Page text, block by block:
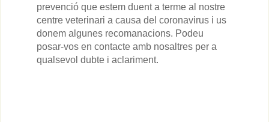
prevenció que estem duent a terme al nostre
centre veterinari a causa del coronavirus i us
donem algunes recomanacions. Podeu
posar-vos en contacte amb nosaltres per a
qualsevol dubte i aclariment.